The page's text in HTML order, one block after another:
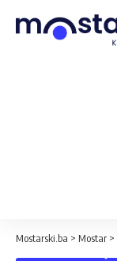
Mostarski.ba > Mostar >